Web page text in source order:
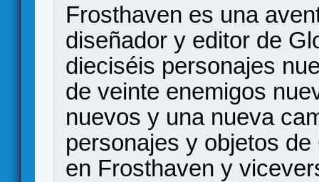
Frosthaven es una
diseñador y editor de
dieciséis personajes
de veinte enemigos
nuevos y una nueva
personajes y objetos
en Frosthaven y